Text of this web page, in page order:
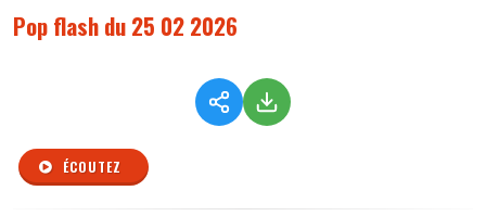
Pop flash du 25 02 2026
ÉCOUTEZ